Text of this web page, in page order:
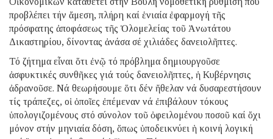
προβλέπει τήν ἄμεση, πλήρη καί ἑνιαία ἐφαρμογή τῆς
πρόσφατης ἀποφάσεως τῆς Ὁλομελείας τοῦ Ἀνωτάτου
Δικαστηρίου, δίνοντας ἀνάσα σέ χιλιάδες δανειολῆπτες.
Τό ζήτημα εἶναι ὅτι ἐνῷ τό πρόβλημα δημιουργοῦσε
ἀσφυκτικές συνθῆκες γιά τούς δανειολῆπτες, ἡ Κυβέρνησις
ἀδρανοῦσε. Νά θεωρήσουμε ὅτι δέν ἤθελαν νά δυσαρεστήσουν
τίς τράπεζες, οἱ ὁποῖες ἐπέμεναν νά ἐπιβάλουν τόκους
ὑπολογιζομένους στό σύνολον τοῦ ὀφειλομένου ποσοῦ καί ὄχι
μόνον στήν μηνιαία δόση, ὅπως ὑποδεικνύει ἡ κοινή λογική